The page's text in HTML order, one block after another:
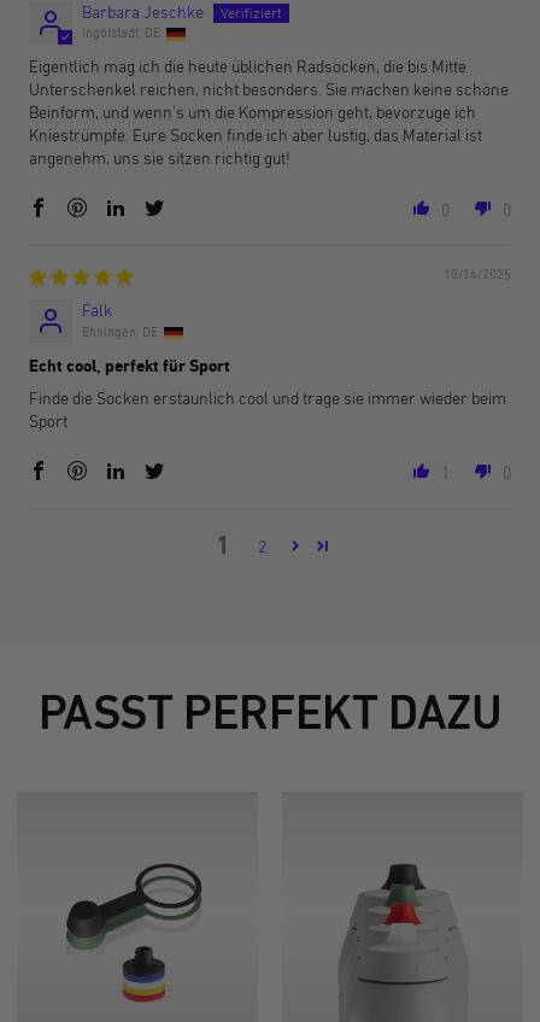
Barbara Jeschke
Ingolstadt, DE
Eigentlich mag ich die heute üblichen Radsocken, die bis Mitte
Unterschenkel reichen, nicht besonders. Sie machen keine schöne
Beinform, und wenn's um die Kompression geht, bevorzuge ich
Kniestrümpfe. Eure Socken finde ich aber lustig, das Material ist
angenehm, uns sie sitzen richtig gut!
0 0
10/14/2025
Falk
Ehningen, DE
Echt cool, perfekt für Sport
Finde die Socken erstaunlich cool und trage sie immer wieder beim
Sport
1 0
1 2
PASST PERFEKT DAZU